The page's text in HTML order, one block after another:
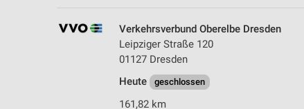
Verkehrsverbund Oberelbe Dresden
Leipziger Straße 120
01127 Dresden
Heute
geschlossen
161,82 km